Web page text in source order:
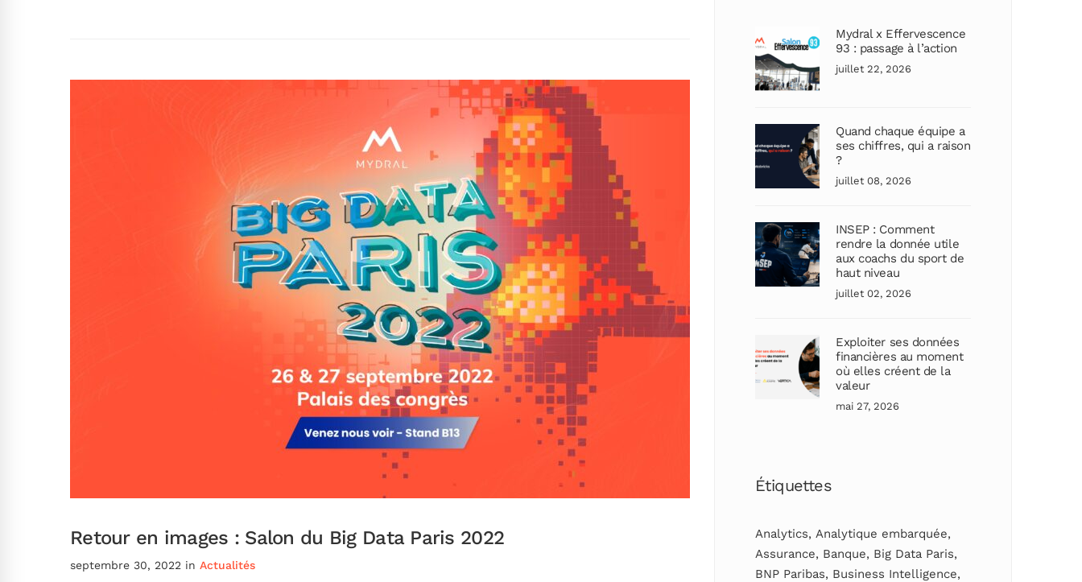
Retour en images : Salon du Big Data Paris 2022
septembre 30, 2022 in Actualités
Mydral x Effervescence
93 : passage à l’action
juillet 22, 2026
Quand chaque équipe a
ses chiffres, qui a raison
?
juillet 08, 2026
INSEP : Comment
rendre la donnée utile
aux coachs du sport de
haut niveau
juillet 02, 2026
Exploiter ses données
financières au moment
où elles créent de la
valeur
mai 27, 2026
Étiquettes
Analytics, Analytique embarquée,
Assurance, Banque, Big Data Paris,
BNP Paribas, Business Intelligence,